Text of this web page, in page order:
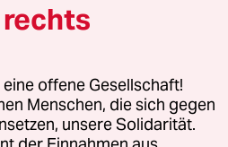
´corpsgeist´ sprechen
zwei tatsachen,
sich bis heute weder
offene Gesellschaft!
Menschen, die sich gegen
unsere Solidarität.